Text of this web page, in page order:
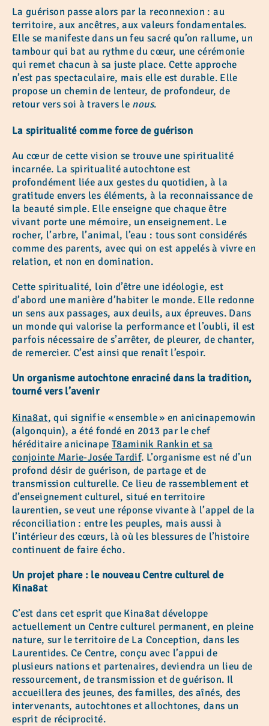
La guérison passe alors par la reconnexion : au
territoire, aux ancêtres, aux valeurs fondamentales.
Elle se manifeste dans un feu sacré qu’on rallume, un
tambour qui bat au rythme du cœur, une cérémonie
qui remet chacun à sa juste place. Cette approche
n’est pas spectaculaire, mais elle est durable. Elle
propose un chemin de lenteur, de profondeur, de
retour vers soi à travers le nous.
La spiritualité comme force de guérison
Au cœur de cette vision se trouve une spiritualité
incarnée. La spiritualité autochtone est
profondément liée aux gestes du quotidien, à la
gratitude envers les éléments, à la reconnaissance de
la beauté simple. Elle enseigne que chaque être
vivant porte une mémoire, un enseignement. Le
rocher, l’arbre, l’animal, l’eau : tous sont considérés
comme des parents, avec qui on est appelés à vivre en
relation, et non en domination.
Cette spiritualité, loin d’être une idéologie, est
d’abord une manière d’habiter le monde. Elle redonne
un sens aux passages, aux deuils, aux épreuves. Dans
un monde qui valorise la performance et l’oubli, il est
parfois nécessaire de s’arrêter, de pleurer, de chanter,
de remercier. C’est ainsi que renaît l’espoir.
Un organisme autochtone enraciné dans la tradition,
tourné vers l’avenir
Kina8at, qui signifie « ensemble » en anicinapemowin
(algonquin), a été fondé en 2013 par le chef
héréditaire anicinape T8aminik Rankin et sa
conjointe Marie-Josée Tardif. L’organisme est né d’un
profond désir de guérison, de partage et de
transmission culturelle. Ce lieu de rassemblement et
d’enseignement culturel, situé en territoire
laurentien, se veut une réponse vivante à l’appel de la
réconciliation : entre les peuples, mais aussi à
l’intérieur des cœurs, là où les blessures de l’histoire
continuent de faire écho.
Un projet phare : le nouveau Centre culturel de
Kina8at
C’est dans cet esprit que Kina8at développe
actuellement un Centre culturel permanent, en pleine
nature, sur le territoire de La Conception, dans les
Laurentides. Ce Centre, conçu avec l’appui de
plusieurs nations et partenaires, deviendra un lieu de
ressourcement, de transmission et de guérison. Il
accueillera des jeunes, des familles, des aînés, des
intervenants, autochtones et allochtones, dans un
esprit de réciprocité.